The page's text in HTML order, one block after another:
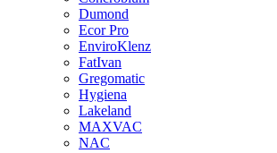
Dumond
Ecor Pro
EnviroKlenz
FatIvan
Gregomatic
Hygiena
Lakeland
MAXVAC
NAC